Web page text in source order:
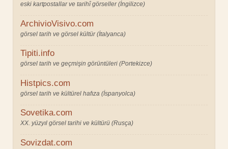
eski kartpostallar ve tarihî görseller (İngilizce)
ArchivioVisivo.com
görsel tarih ve görsel kültür (İtalyanca)
Tipiti.info
görsel tarih ve geçmişin görüntüleri (Portekizce)
Histpics.com
görsel tarih ve kültürel hafıza (İspanyolca)
Sovetika.com
XX. yüzyıl görsel tarihi ve kültürü (Rusça)
Sovizdat.com